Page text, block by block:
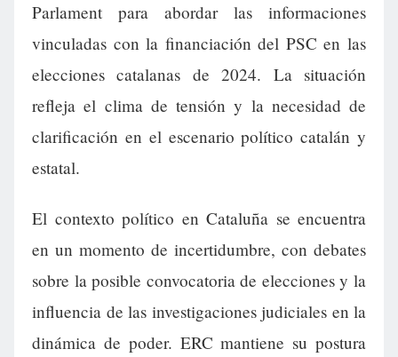
Parlament para abordar las informaciones
vinculadas con la financiación del PSC en las
elecciones catalanas de 2024. La situación
refleja el clima de tensión y la necesidad de
clarificación en el escenario político catalán y
estatal.
El contexto político en Cataluña se encuentra
en un momento de incertidumbre, con debates
sobre la posible convocatoria de elecciones y la
influencia de las investigaciones judiciales en la
dinámica de poder. ERC mantiene su postura